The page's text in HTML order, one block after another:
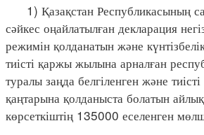
1) Қазақстан Республикасының
сәйкес оңайлатылған декларация
режимін қолданатын және
тиісті қаржы жылына арналған
туралы заңда белгіленген және
қаңтарына қолданыста болатын айлық
көрсеткіштің 135000 еселенген